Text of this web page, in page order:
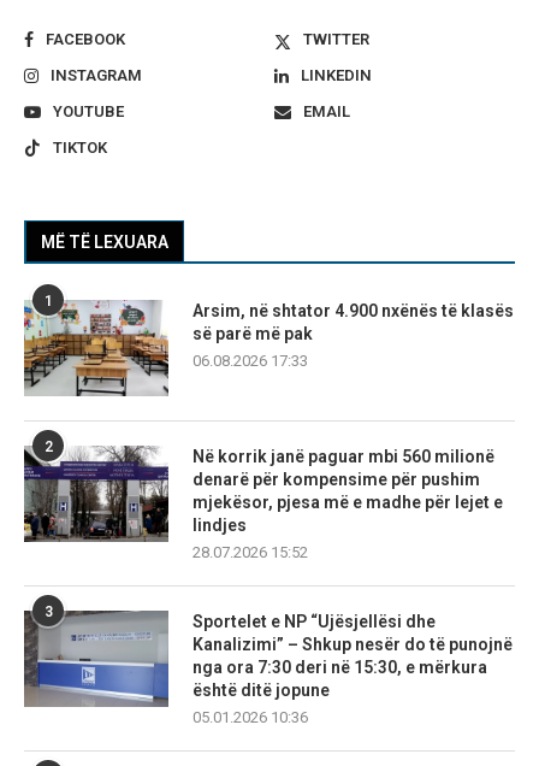
FACEBOOK
TWITTER
INSTAGRAM
LINKEDIN
YOUTUBE
EMAIL
TIKTOK
MË TË LEXUARA
1
Arsim, në shtator 4.900 nxënës të klasës
së parë më pak
06.08.2026 17:33
2
Në korrik janë paguar mbi 560 milionë
denarë për kompensime për pushim
mjekësor, pjesa më e madhe për lejet e
lindjes
28.07.2026 15:52
3
Sportelet e NP “Ujësjellësi dhe
Kanalizimi” – Shkup nesër do të punojnë
nga ora 7:30 deri në 15:30, e mërkura
është ditë jopune
05.01.2026 10:36